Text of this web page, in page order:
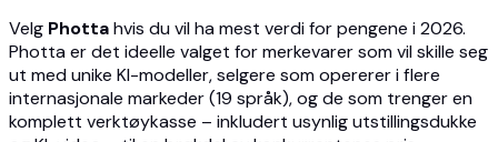
Velg Phottahvis du vil ha mest verdi for pengene i 2026.
Photta er det ideelle valget for merkevarer som vil skille seg
ut med unike KI-modeller, selgere som opererer i flere
internasjonale markeder (19 språk), og de som trenger en
komplett verktøykasse – inkludert usynlig utstillingsdukke